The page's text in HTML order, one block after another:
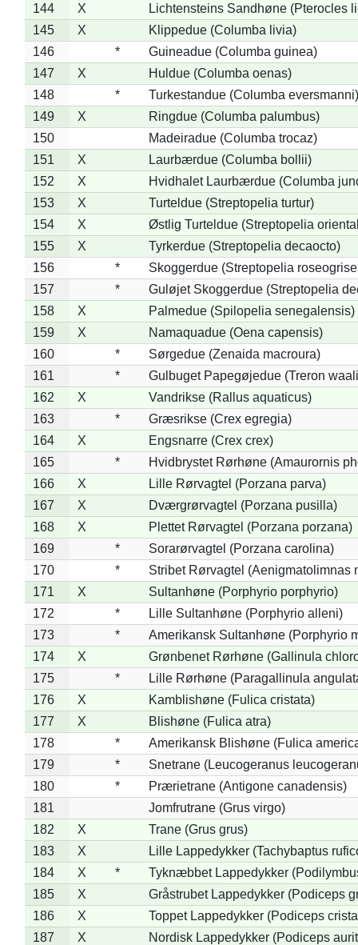
144
X
Lichtensteins Sandhøne (Pterocles
145
X
Klippedue (Columba livia)
146
*
Guineadue (Columba guinea)
147
X
Huldue (Columba oenas)
148
*
Turkestandue (Columba eversmanni)
149
X
Ringdue (Columba palumbus)
150
Madeiradue (Columba trocaz)
151
X
Laurbærdue (Columba bollii)
152
X
Hvidhalet Laurbærdue (Columba
153
X
Turteldue (Streptopelia turtur)
154
X
Østlig Turteldue (Streptopelia
155
X
Tyrkerdue (Streptopelia decaocto)
156
*
Skoggerdue (Streptopelia
157
*
Guløjet Skoggerdue (Streptopelia
158
X
Palmedue (Spilopelia senegalensis)
159
X
Namaquadue (Oena capensis)
160
*
Sørgedue (Zenaida macroura)
161
*
Gulbuget Papegøjedue (Treron
162
X
Vandrikse (Rallus aquaticus)
163
*
Græsrikse (Crex egregia)
164
X
Engsnarre (Crex crex)
165
*
Hvidbrystet Rørhøne (Amaurornis
166
X
Lille Rørvagtel (Porzana parva)
167
X
Dværgrørvagtel (Porzana pusilla)
168
X
Plettet Rørvagtel (Porzana porzana)
169
*
Sorarørvagtel (Porzana carolina)
170
*
Stribet Rørvagtel (Aenigmatolimnas
171
X
Sultanhøne (Porphyrio porphyrio)
172
*
Lille Sultanhøne (Porphyrio alleni)
173
*
Amerikansk Sultanhøne (Porphyrio
174
X
Grønbenet Rørhøne (Gallinula
175
*
Lille Rørhøne (Paragallinula
176
X
Kamblishøne (Fulica cristata)
177
X
Blishøne (Fulica atra)
178
*
Amerikansk Blishøne (Fulica
179
*
Snetrane (Leucogeranus
180
*
Prærietrane (Antigone canadensis)
181
Jomfrutrane (Grus virgo)
182
X
Trane (Grus grus)
183
X
Lille Lappedykker (Tachybaptus
184
X *
Tyknæbbet Lappedykker
185
X
Gråstrubet Lappedykker (Podiceps
186
X
Toppet Lappedykker (Podiceps
187
X
Nordisk Lappedykker (Podiceps